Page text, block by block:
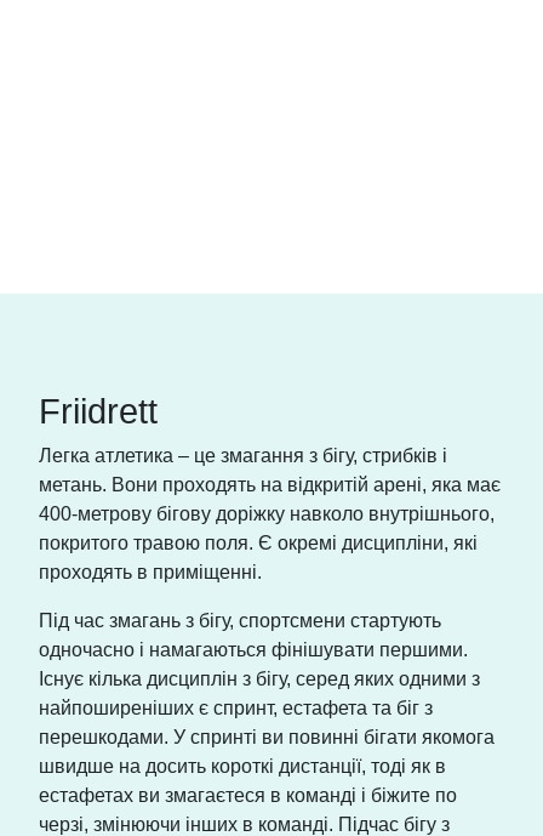
Friidrett
Легка атлетика – це змагання з бігу, стрибків і
метань. Вони проходять на відкритій арені, яка має
400-метрову бігову доріжку навколо внутрішнього,
покритого травою поля. Є окремі дисципліни, які
проходять в приміщенні.
Під час змагань з бігу, спортсмени стартують
одночасно і намагаються фінішувати першими.
Існує кілька дисциплін з бігу, серед яких одними з
найпоширеніших є спринт, естафета та біг з
перешкодами. У спринті ви повинні бігати якомога
швидше на досить короткі дистанції, тоді як в
естафетах ви змагаєтеся в команді і біжите по
черзі, змінюючи інших в команді. Підчас бігу з